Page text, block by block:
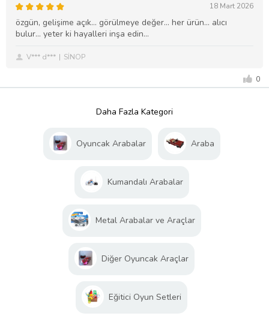
18 Mart 2026
özgün, gelişime açık… görülmeye değer… her ürün… alıcı
bulur… yeter ki hayalleri inşa edin…
V*** d*** SİNOP
0
Daha Fazla Kategori
Oyuncak Arabalar Araba
Kumandalı Arabalar
Metal Arabalar ve Araçlar
Diğer Oyuncak Araçlar
Eğitici Oyun Setleri